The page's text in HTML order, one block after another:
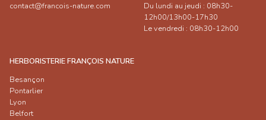
contact@francois-nature.com
Du lundi au jeudi : 08h30-
12h00/13h00-17h30
Le vendredi : 08h30-12h00
HERBORISTERIE FRANÇOIS NATURE
Besançon
Pontarlier
Lyon
Belfort